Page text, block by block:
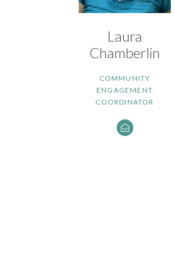
Laura
Chamberlin
COMMUNITY
ENGAGEMENT
COORDINATOR